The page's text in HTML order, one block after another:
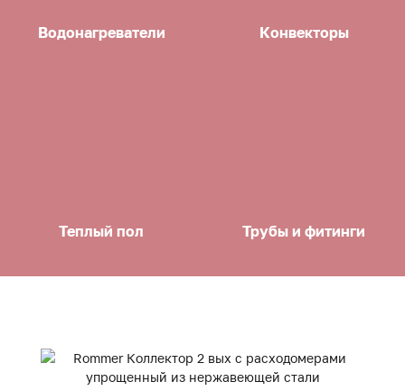
Водонагреватели Конвекторы
Теплый пол Трубы и фитинги